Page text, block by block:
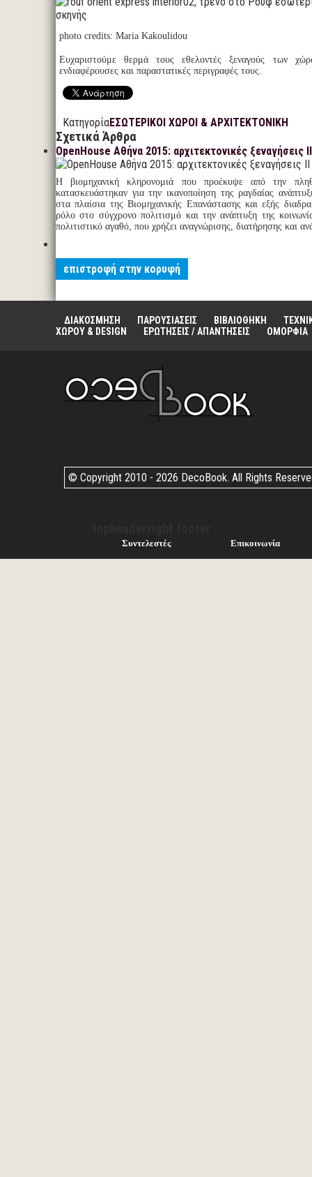
photo credits: Maria Kakoulidou
Ευχαριστούμε θερμά τους εθελοντές ξεναγούς των
ενδιαφέρουσες και παραστατικές περιγραφές τους.
ΚατηγορίαΕΣΩΤΕΡΙΚΟΙ ΧΩΡΟΙ & ΑΡΧΙΤΕΚΤΟΝΙΚΗ
Σχετικά Άρθρα
OpenHouse Αθήνα 2015: αρχιτεκτονικές ξεναγήσεις II
Η βιομηχανική κληρονομιά που προέκυψε από την
κατασκευάστηκαν για την ικανοποίηση της ραγδαίας
στα πλαίσια της Βιομηχανικής Επανάστασης και εξής
ρόλο στο σύγχρονο πολιτισμό και την ανάπτυξη της
πολιτιστικό αγαθό, που χρήζει αναγνώρισης, διατήρησης και
επιστροφή στην κορυφή
ΔΙΑΚΟΣΜΗΣΗ ΠΑΡΟΥΣΙΑΣΕΙΣ ΒΙΒΛΙΟΘΗΚΗ
ΧΩΡΟΥ & DESIGN
ΕΡΩΤΗΣΕΙΣ / ΑΠΑΝΤΗΣΕΙΣ ΟΜΟΡΦΙΑ
© Copyright 2010 - 2026 DecoBook. All Rights
Συντελεστές Επικοινωνία